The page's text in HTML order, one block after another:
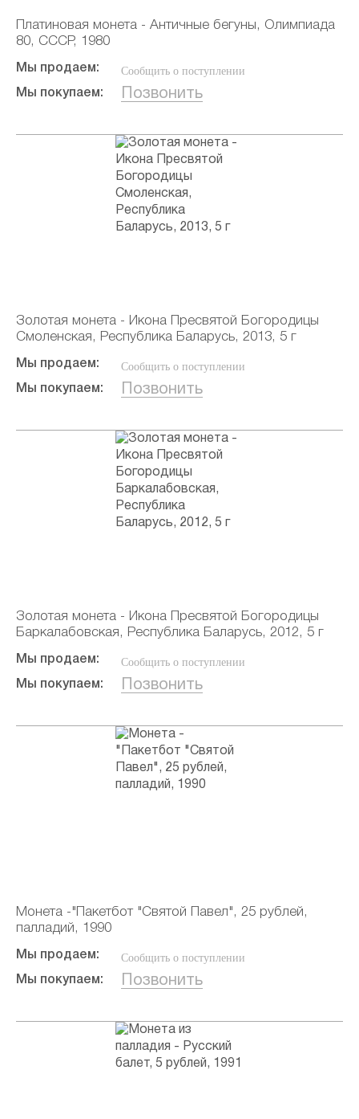
Платиновая монета - Античные бегуны, Олимпиада
80, СССР, 1980
Мы продаем: Сообщить о поступлении
Мы покупаем: Позвонить
Золотая монета - Икона Пресвятой Богородицы
Смоленская, Республика Баларусь, 2013, 5 г
Мы продаем: Сообщить о поступлении
Мы покупаем: Позвонить
Золотая монета - Икона Пресвятой Богородицы
Баркалабовская, Республика Баларусь, 2012, 5 г
Мы продаем: Сообщить о поступлении
Мы покупаем: Позвонить
Монета -"Пакетбот "Святой Павел", 25 рублей,
палладий, 1990
Мы продаем: Сообщить о поступлении
Мы покупаем: Позвонить